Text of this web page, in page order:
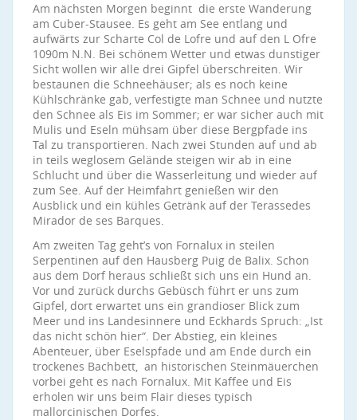
Am nächsten Morgen beginnt die erste Wanderung
am Cuber-Stausee. Es geht am See entlang und
aufwärts zur Scharte Col de Lofre und auf den L Ofre
1090m N.N. Bei schönem Wetter und etwas dunstiger
Sicht wollen wir alle drei Gipfel überschreiten. Wir
bestaunen die Schneehäuser; als es noch keine
Kühlschränke gab, verfestigte man Schnee und nutzte
den Schnee als Eis im Sommer; er war sicher auch mit
Mulis und Eseln mühsam über diese Bergpfade ins
Tal zu transportieren. Nach zwei Stunden auf und ab
in teils weglosem Gelände steigen wir ab in eine
Schlucht und über die Wasserleitung und wieder auf
zum See. Auf der Heimfahrt genießen wir den
Ausblick und ein kühles Getränk auf der Terassedes
Mirador de ses Barques.
Am zweiten Tag geht’s von Fornalux in steilen
Serpentinen auf den Hausberg Puig de Balix. Schon
aus dem Dorf heraus schließt sich uns ein Hund an.
Vor und zurück durchs Gebüsch führt er uns zum
Gipfel, dort erwartet uns ein grandioser Blick zum
Meer und ins Landesinnere und Eckhards Spruch: „Ist
das nicht schön hier“. Der Abstieg, ein kleines
Abenteuer, über Eselspfade und am Ende durch ein
trockenes Bachbett, an historischen Steinmäuerchen
vorbei geht es nach Fornalux. Mit Kaffee und Eis
erholen wir uns beim Flair dieses typisch
mallorcinischen Dorfes.